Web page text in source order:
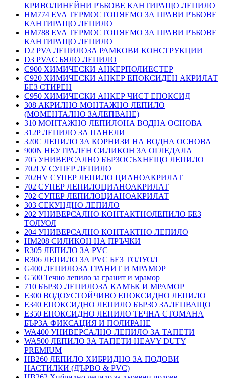
КРИВОЛИНЕЙНИ РЪБОВЕ КАНТИРАЩО ЛЕПИЛО
HM774 EVA ТЕРМОСТОПЯЕМО ЗА ПРАВИ РЪБОВЕ
КАНТИРАЩО ЛЕПИЛО
HM788 EVA ТЕРМОСТОПЯЕМО ЗА ПРАВИ РЪБОВЕ
КАНТИРАЩО ЛЕПИЛО
D2 PVA ЛЕПИЛОЗА РАМКОВИ КОНСТРУКЦИИ
D3 PVAC БЯЛО ЛЕПИЛО
C900 ХИМИЧЕСКИ АНКЕРПОЛИЕСТЕP
C920 ХИМИЧЕСКИ АНКЕР ЕПОКСИДЕН АКРИЛАТ
БЕЗ СТИРЕН
C950 ХИМИЧЕСКИ АНКЕР ЧИСТ ЕПОКСИД
308 АКРИЛНО МОНТАЖНО ЛЕПИЛО
(МОМЕНТАЛНО ЗАЛЕПВАНЕ)
310 МОНТАЖНО ЛЕПИЛОНА ВОДНА ОСНОВА
312P ЛЕПИЛО ЗА ПАНЕЛИ
320C ЛЕПИЛО ЗА КОРНИЗИ НА ВОДНА ОСНОВА
900N НЕУТРАЛЕН СИЛИКОН ЗА ОГЛЕДАЛА
705 УНИВЕРСАЛНО БЪРЗОСЪХНЕЩО ЛЕПИЛО
702LV СУПЕР ЛЕПИЛО
702HV СУПЕР ЛЕПИЛО ЦИАНОАКРИЛАТ
702 СУПЕР ЛЕПИЛОЦИАНОАКРИЛАТ
702 СУПЕР ЛЕПИЛОЦИАНОАКРИЛАТ
303 СЕКУНДНО ЛЕПИЛО
202 УНИВЕРСАЛНО КОНТАКТНОЛЕПИЛО БЕЗ
ТОЛУОЛ
204 УНИВЕРСАЛНО КОНТАКТНО ЛЕПИЛО
HM208 СИЛИКОН НА ПРЪЧКИ
R305 ЛЕПИЛО ЗА PVC
R306 ЛЕПИЛО ЗА PVC БЕЗ ТОЛУОЛ
G400 ЛЕПИЛОЗА ГРАНИТ И МРАМОP
G500 Течно лепило за гранит и мрамор
710 БЪРЗО ЛЕПИЛОЗА КАМЪК И МРАМОP
E300 ВОДОУСТОЙЧИВО ЕПОКСИДНО ЛЕПИЛО
E340 ЕПОКСИДНО ЛЕПИЛО БЪРЗО ЗАЛЕПВАЩО
E350 ЕПОКСИДНО ЛЕПИЛО ТЕЧНА СТОМАНА
БЪРЗА ФИКСАЦИЯ И ПОЛИРАНЕ
WA400 УНИВЕРСАЛНО ЛЕПИЛО ЗА ТАПЕТИ
WA500 ЛЕПИЛО ЗА ТАПЕТИ HEAVY DUTY
PREMIUM
HB260 ЛЕПИЛО ХИБРИДНО ЗА ПОДОВИ
НАСТИЛКИ (ДЪРВО & PVC)